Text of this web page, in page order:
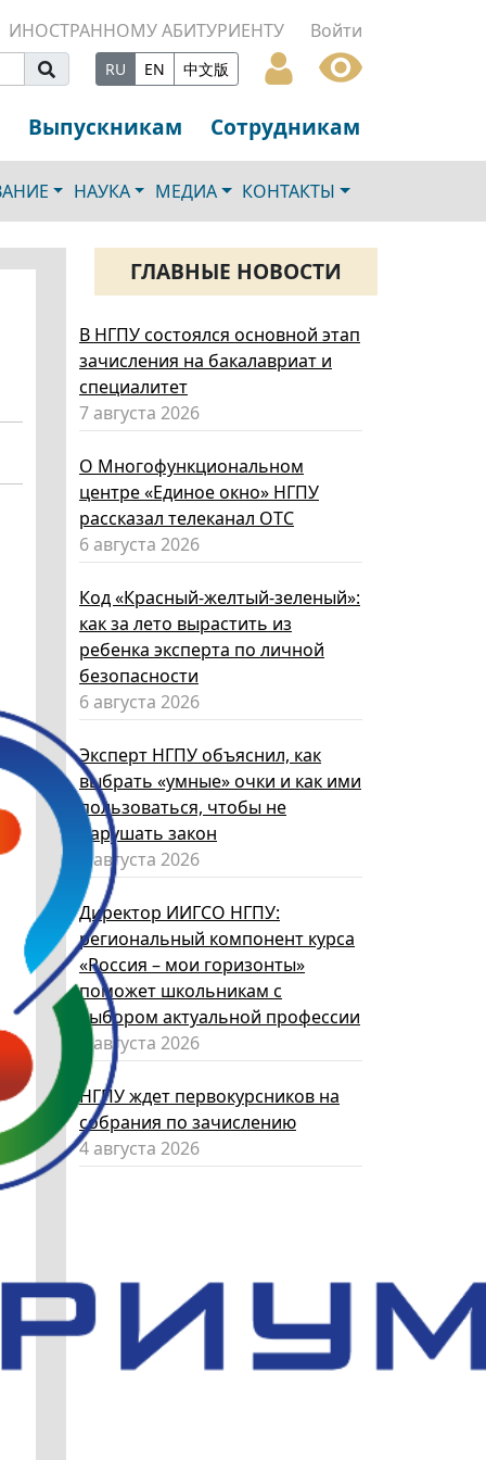
ИНОСТРАННОМУ АБИТУРИЕНТУ Войти
RU EN 中文版
Выпускникам Сотрудникам
НАУКА МЕДИА КОНТАКТЫ
ГЛАВНЫЕ НОВОСТИ
В НГПУ состоялся основной этап
зачисления на бакалавриат и
специалитет
7 августа 2026
О Многофункциональном
центре «Единое окно» НГПУ
рассказал телеканал ОТС
6 августа 2026
Код «Красный-желтый-зеленый»:
как за лето вырастить из
ребенка эксперта по личной
безопасности
6 августа 2026
Эксперт НГПУ объяснил, как
выбрать «умные» очки и как ими
пользоваться, чтобы не
нарушать закон
5 августа 2026
Директор ИИГСО НГПУ:
региональный компонент курса
«Россия – мои горизонты»
поможет школьникам с
выбором актуальной профессии
5 августа 2026
НГПУ ждет первокурсников на
собрания по зачислению
4 августа 2026